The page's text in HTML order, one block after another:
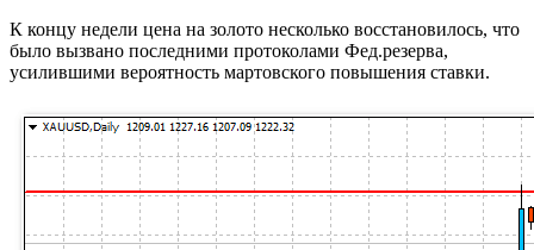
К концу недели цена на золото несколько восстановилось, что
было вызвано последними протоколами Фед.резерва,
усилившими вероятность мартовского повышения ставки.